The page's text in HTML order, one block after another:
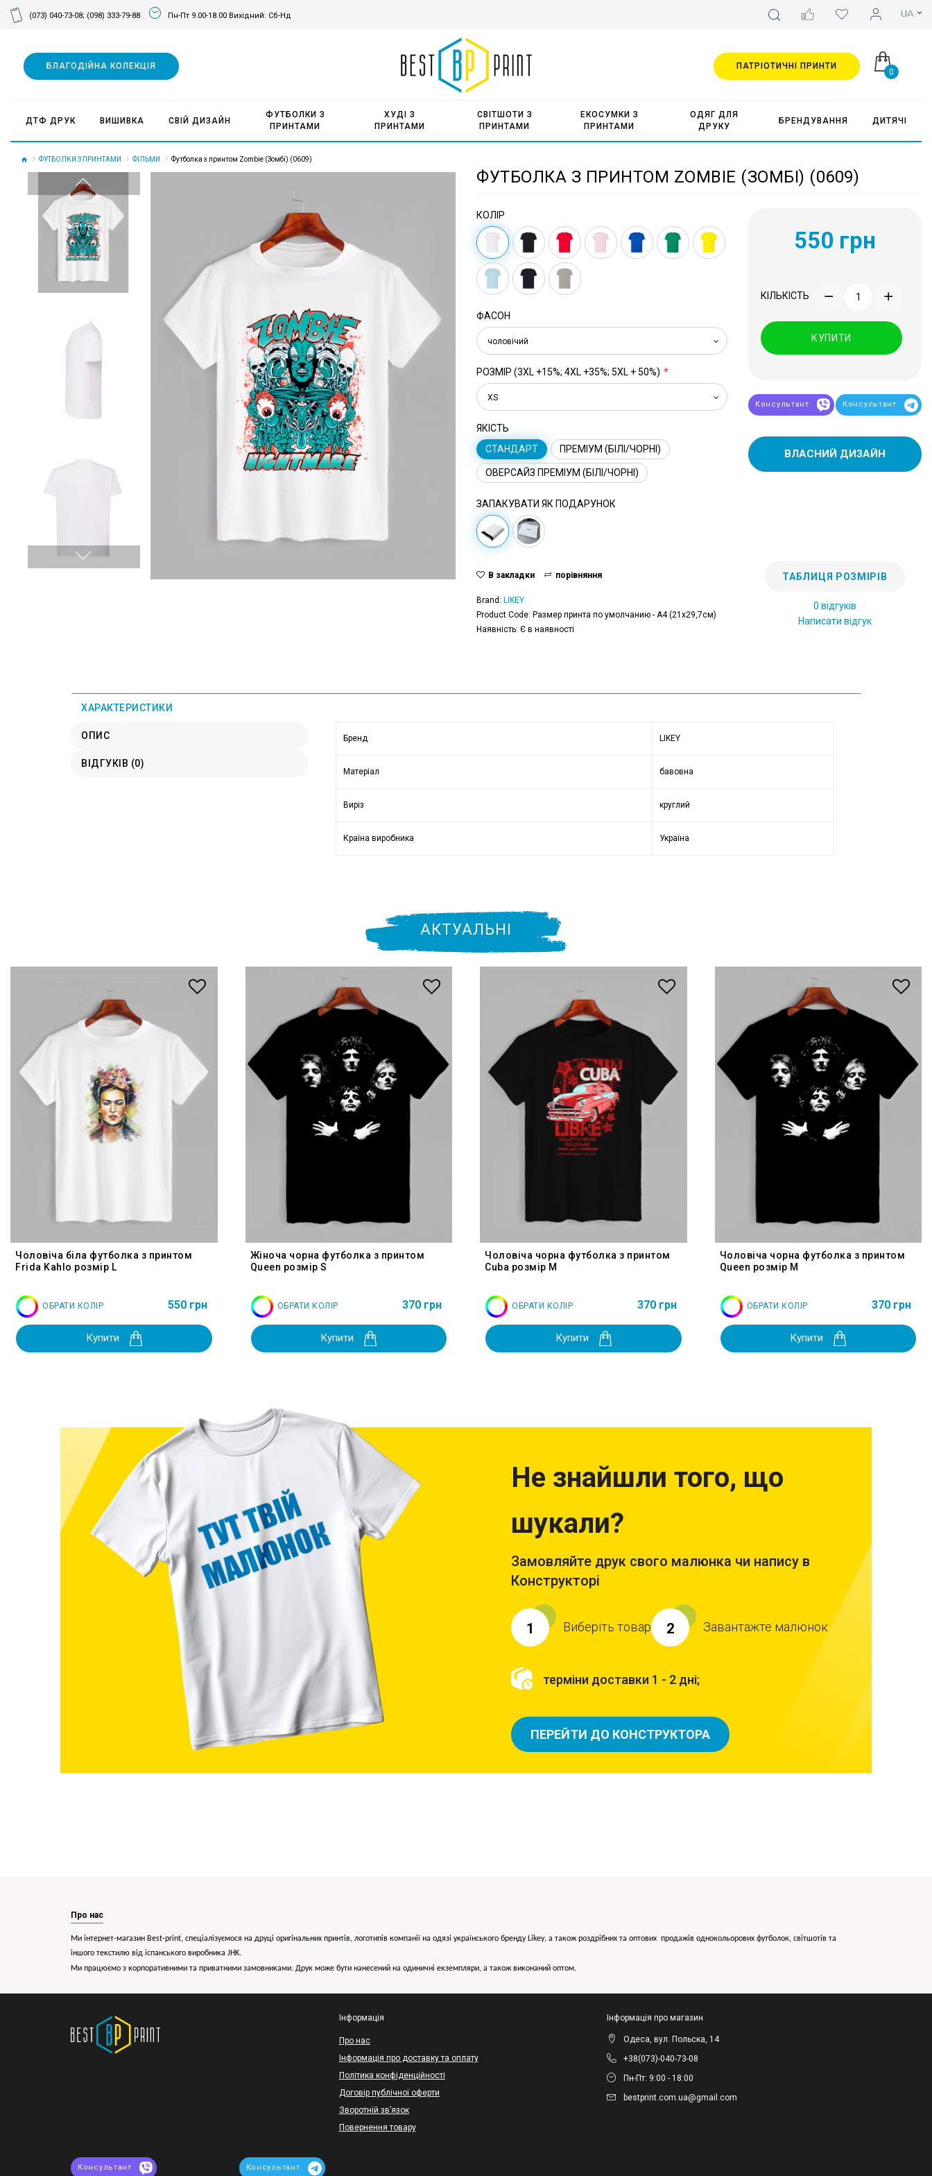
(073) 040-73-08; (098) 333-79-88 Пн-Пт 9.00-18.00 Вихідний: Сб-Нд
0
БЛАГОДІЙНА КОЛЕКЦІЯ
ДТФ ДРУК ВИШИВКА СВІЙ ДИЗАЙН
ФУТБОЛКИ З
ПРИНТАМИ
ХУДІ З
ПРИНТАМИ
СВІТШОТИ З
ПРИНТАМИ
ЕКОСУМКИ З
ПРИНТАМИ
ОДЯГ ДЛЯ
ДРУКУ
БРЕНДУВАННЯ ДИТЯЧІ
ПАТРІОТИЧНІ ПРИНТИ
ФУТБОЛКИ З ПРИНТАМИ ФІЛЬМИ Футболка з принтом Zombie (Зомбі) (0609)
ФУТБОЛКА З ПРИНТОМ ZOMBIE (ЗОМБІ) (0609)
КОЛІР
ФАСОН
чоловічий
РОЗМІР (3XL +15%; 4XL +35%; 5XL + 50%)
XS
ЯКІСТЬ
СТАНДАРТ
ПРЕМІУМ (БІЛІ/ЧОРНІ)
ОВЕРСАЙЗ ПРЕМІУМ (БІЛІ/ЧОРНІ)
ЗАПАКУВАТИ ЯК ПОДАРУНОК
550 грн
КІЛЬКІСТЬ
КУПИТИ
Консультант Консультант
ВЛАСНИЙ ДИЗАЙН
В закладки порівняння
Brand: LIKEY
Product Code: Размер принта по умолчанию - А4 (21x29,7см)
Наявність: Є в наявності
ТАБЛИЦЯ РОЗМІРІВ
0 відгуків
Написати відгук
ХАРАКТЕРИСТИКИ
ОПИС
ВІДГУКІВ (0)
Бренд LIKEY
Матеріал бавовна
Виріз круглий
Країна виробника Україна
АКТУАЛЬНІ
Чоловіча біла футболка з принтом
Frida Kahlo розмір L
ОБРАТИ КОЛІР 550 грн
Купити
Жіноча чорна футболка з принтом
Queen розмір S
ОБРАТИ КОЛІР 370 грн
Купити
Чоловіча чорна футболка з принтом
Cuba розмір M
ОБРАТИ КОЛІР 370 грн
Купити
Чоловіча чорна футболка з принтом
Queen розмір M
ОБРАТИ КОЛІР 370 грн
Купити
Не знайшли того, що
шукали?
Замовляйте друк свого малюнка чи напису в
Конструкторі
1 Виберіть товар 2 Завантажте малюнок
терміни доставки 1 - 2 дні;
ПЕРЕЙТИ ДО КОНСТРУКТОРА
Про нас
Ми інтернет-магазин Best-print, спеціалізуємося на друці оригінальних принтів, логотипів компанії на одязі українського бренду Likey, а також роздрібних та оптових продажів однокольорових футболок, світшотів та
іншого текстилю від іспанського виробника JHK.
Ми працюємо з корпоративними та приватними замовниками. Друк може бути нанесений на одиничні екземпляри, а також виконаний оптом.
Інформація
Про нас
Інформація про доставку та оплату
Політика конфіденційності
Договір публічної оферти
Зворотній зв’язок
Повернення товару
Інформація про магазин
Одеса, вул. Польска, 14
+38(073)-040-73-08
Пн-Пт: 9:00 - 18:00
bestprint.com.ua@gmail.com
Консультант Консультант